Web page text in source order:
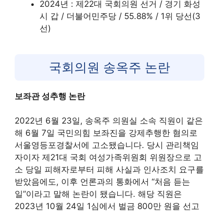
2024년 : 제22대 국회의원 선거 / 경기 화성
시 갑 / 더불어민주당 / 55.88% / 1위 당선(3
선)
국회의원 송옥주 논란
보좌관 성추행 논란
2022년 6월 23일, 송옥주 의원실 소속 직원이 같은
해 6월 7일 국민의힘 보좌진을 강제추행한 혐의로
서울영등포경찰서에 고소됐습니다. 당시 관리책임
자이자 제21대 국회 여성가족위원회 위원장으로 고
소 당일 피해자로부터 피해 사실과 인사조치 요구를
받았음에도, 이후 언론과의 통화에서 “처음 듣는
일”이라고 말해 논란이 됐습니다. 해당 직원은
2023년 10월 24일 1심에서 벌금 800만 원을 선고